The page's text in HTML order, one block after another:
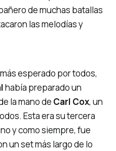
de muchas batallas
las melodías y
esperado por todos,
había preparado un
la mano de Carl Cox, un
Esta era su tercera
y como siempre, fue
un set más largo de lo